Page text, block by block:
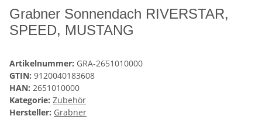
Grabner Sonnendach RIVERSTAR,
SPEED, MUSTANG
Artikelnummer: GRA-2651010000
GTIN: 9120040183608
HAN: 2651010000
Kategorie: Zubehör
Hersteller: Grabner